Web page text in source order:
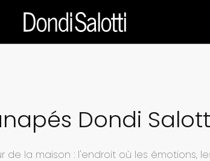
Dondi
la maison : l'endroit où les émotions,